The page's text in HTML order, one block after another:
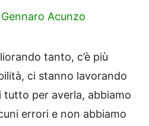
Gennaro Acunzo
tanto, c’è più
ci stanno lavorando
per averla, abbiamo
errori e non abbiamo